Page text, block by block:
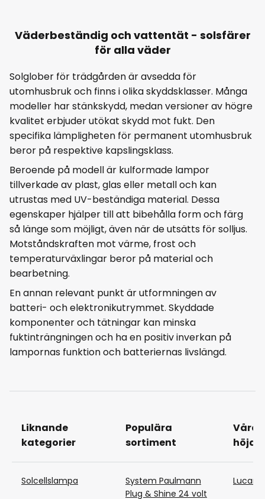
Väderbeständig och vattentät - solsfärer
för alla väder
Solglober för trädgården är avsedda för
utomhusbruk och finns i olika skyddsklasser. Många
modeller har stänkskydd, medan versioner av högre
kvalitet erbjuder utökat skydd mot fukt. Den
specifika lämpligheten för permanent utomhusbruk
beror på respektive kapslingsklass.
Beroende på modell är kulformade lampor
tillverkade av plast, glas eller metall och kan
utrustas med UV-beständiga material. Dessa
egenskaper hjälper till att bibehålla form och färg
så länge som möjligt, även när de utsätts för solljus.
Motståndskraften mot värme, frost och
temperaturväxlingar beror på material och
bearbetning.
En annan relevant punkt är utformningen av
batteri- och elektronikutrymmet. Skyddade
komponenter och tätningar kan minska
fuktinträngningen och ha en positiv inverkan på
lampornas funktion och batteriernas livslängd.
Liknande
kategorier
Populära
sortiment
Våra
Solcellslampa
System Paulmann
Plug & Shine 24 volt